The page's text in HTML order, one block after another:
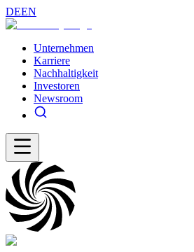
DEEN
Unternehmen
Karriere
Nachhaltigkeit
Investoren
Newsroom